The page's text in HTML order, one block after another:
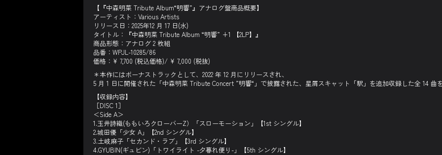
【『中森明菜 Tribute Album“明響”』アナログ盤商品概要】
アーティスト：Various Artists
リリース日：2025年12 月 17 日(水)
タイトル：『中森明菜 Tribute Album “明響” +1 【2LP】』
商品形態：アナログ 2 枚組
品番：WPJL-10285/86
価格：¥ 7,700 (税込価格)/ ¥ 7,000 (税抜)
＊本作にはボーナストラックとして、2022 年 12 月にリリースされ、
5 月 1 日に開催された「中森明菜 Tribute Concert ”明響“」で披露された、星屑スキャット「駅」を追加収録した全 14 曲
【収録内容】
［DISC 1］
＜Side A＞
1.玉井詩織(ももいろクローバーZ）「スローモーション」【1st シングル】
2.城田優「少女 A」【2nd シングル】
3.土岐麻子「セカンド・ラブ」【3rd シングル】
4.GYUBIN(ギュビン)「トワイライト -夕暮れ便り-」【5th シングル】